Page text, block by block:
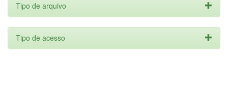
Tipo de arquivo
Tipo de acesso